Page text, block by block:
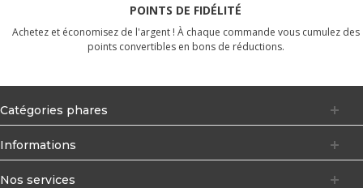
POINTS DE FIDÉLITÉ
Achetez et économisez de l'argent ! À chaque commande vous cumulez des
points convertibles en bons de réductions.
Catégories phares
Informations
Nos services